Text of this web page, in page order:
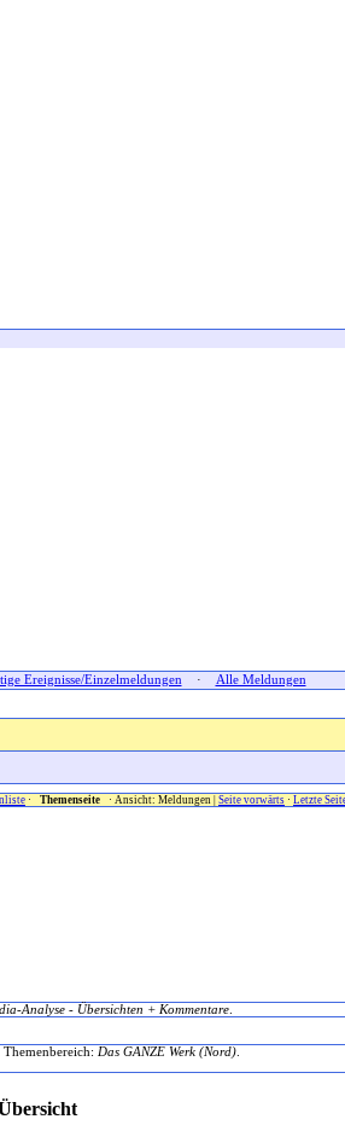
Ereignisse/Einzelmeldungen · Alle Meldungen
· Themenseite · Ansicht: Meldungen | Seite vorwärts · Letzte
Analyse - Übersichten + Kommentare
Themenbereich: Das GANZE Werk (Nord)